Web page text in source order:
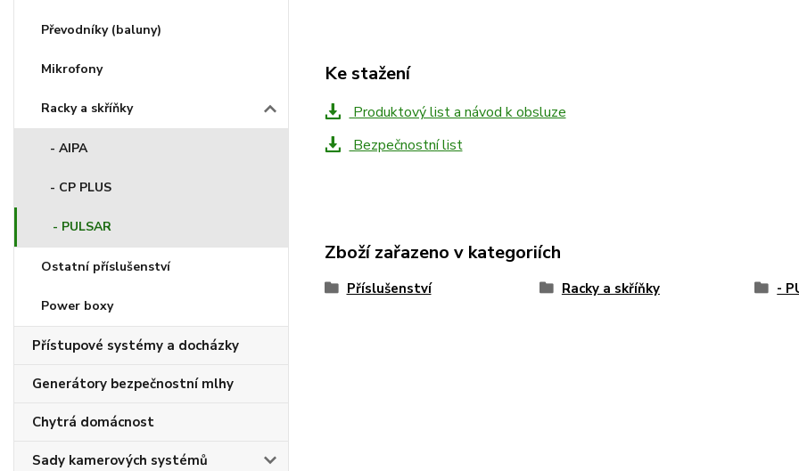
Převodníky (baluny)
Mikrofony
Racky a skříňky
- AIPA
- CP PLUS
- PULSAR
Ostatní příslušenství
Power boxy
Přístupové systémy a docházky
Generátory bezpečnostní mlhy
Chytrá domácnost
Sady kamerových systémů
Ke stažení
Produktový list a návod k obsluze
Bezpečnostní list
Zboží zařazeno v kategoriích
Příslušenství Racky a skříňky -